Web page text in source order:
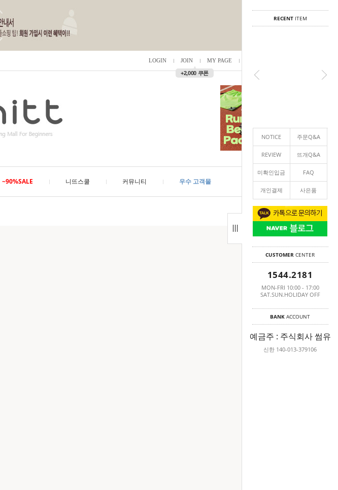
RECENTITEM
NOTICE 주문Q&A
REVIEW 뜨개Q&A
미확인입금 FAQ
개인결제 사은품
CUSTOMER CENTER
1544.2181
MON-FRI 10:00 - 17:00
SAT.SUN.HOLIDAY OFF
BANK ACCOUNT
예금주 : 주식회사 썸유
신한 140-013-379106
LOGIN JOIN
▲
+2,000 쿠폰
MY PAGE
~90%SALE 니뜨스쿨 커뮤니티 우수 고객몰